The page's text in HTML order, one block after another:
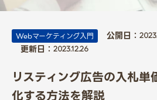
Webマーケティング入門 公開日：
更新日： 2023.12.26
リスティング広告の入札
化する方法を解説